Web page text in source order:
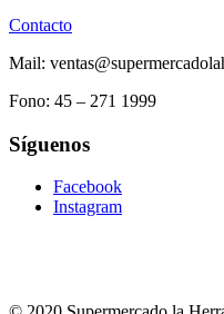
Contacto
Mail:
Fono: 45 – 271 1999
Síguenos
Facebook
Instagram